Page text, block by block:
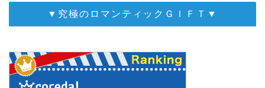
▼究極のロマンティックＧＩＦＴ▼